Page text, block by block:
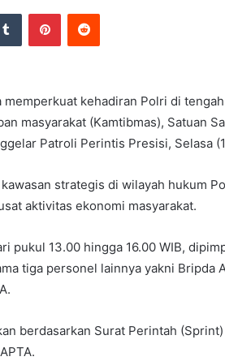
memperkuat kehadiran Polri di
masyarakat (Kamtibmas), Satuan
Patroli Perintis Presisi, Selasa
strategis di wilayah hukum
aktivitas ekonomi masyarakat.
pukul 13.00 hingga 16.00 WIB,
tiga personel lainnya yakni Bripda
berdasarkan Surat Perintah